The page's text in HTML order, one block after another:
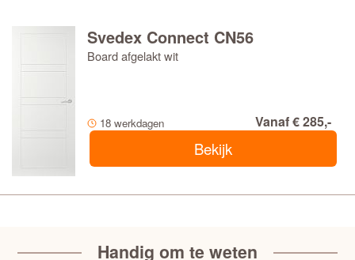
Svedex Connect CN56
Board afgelakt wit
18 werkdagen Vanaf € 285,-
Bekijk
Handig om te weten